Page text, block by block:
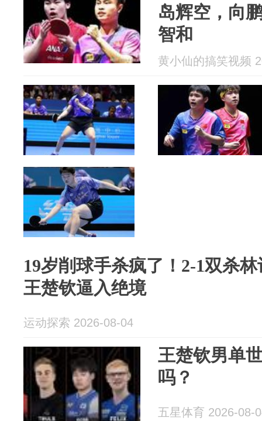
岛辉空，向
智和
黄小仙的搞笑视频
19岁削球手杀疯了！2-1双杀
王楚钦逼入绝境
运动探索 2026-08-04
王楚钦男单
吗？
五星体育 2026-08-